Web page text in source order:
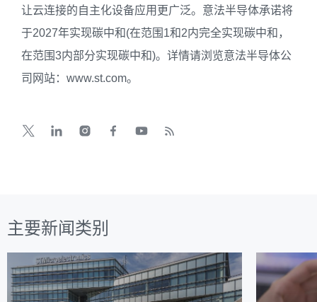
让云连接的自主化设备应用更广泛。意法半导体承诺将
于2027年实现碳中和(在范围1和2内完全实现碳中和，
在范围3内部分实现碳中和)。详情请浏览意法半导体公
司网站：www.st.com。
主要新闻类别